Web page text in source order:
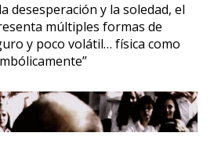
desesperación y la soledad, el
múltiples formas de
y poco volátil… física como